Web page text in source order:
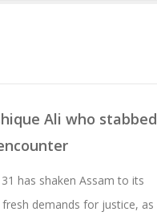
Ali who stabbed
has shaken Assam to its
demands for justice, as